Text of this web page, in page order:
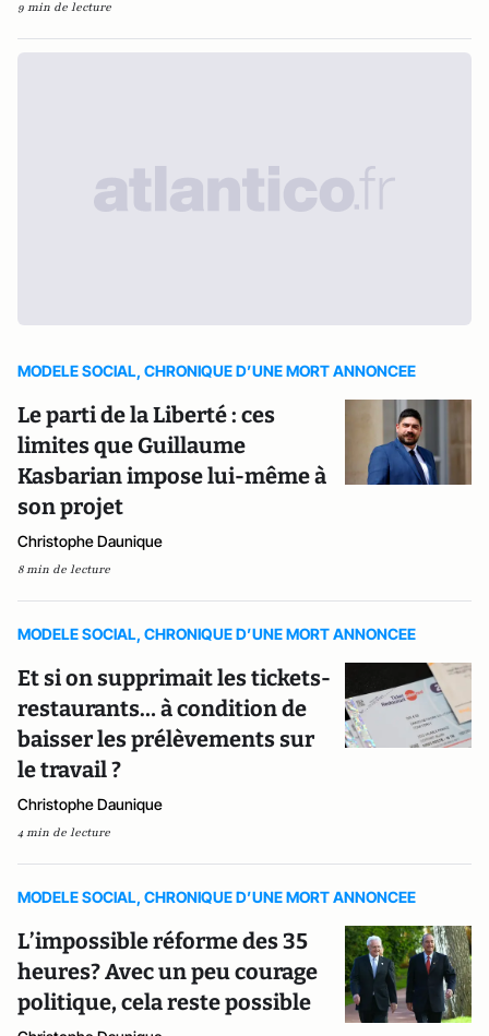
9 min de lecture
MODELE SOCIAL, CHRONIQUE D’UNE MORT ANNONCEE
Le parti de la Liberté : ces
limites que Guillaume
Kasbarian impose lui-même à
son projet
Christophe Daunique
8 min de lecture
MODELE SOCIAL, CHRONIQUE D’UNE MORT ANNONCEE
Et si on supprimait les tickets-
restaurants… à condition de
baisser les prélèvements sur
le travail ?
Christophe Daunique
4 min de lecture
MODELE SOCIAL, CHRONIQUE D’UNE MORT ANNONCEE
L’impossible réforme des 35
heures? Avec un peu courage
politique, cela reste possible